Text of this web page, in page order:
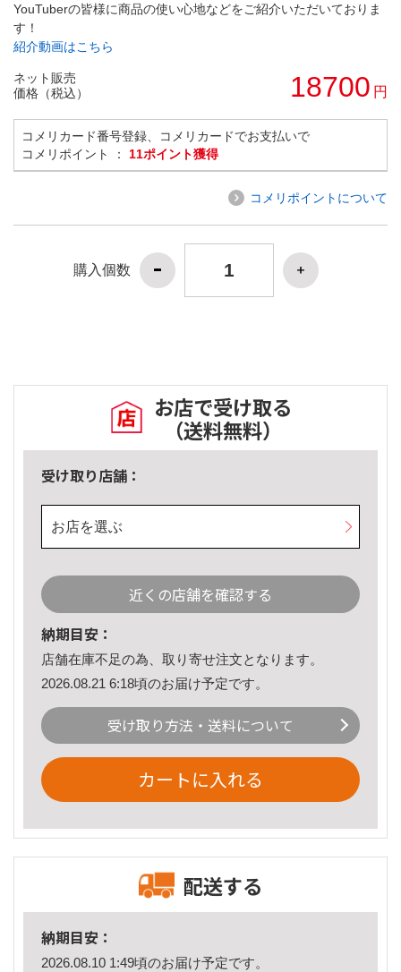
YouTuberの皆様に商品の使い心地などをご紹介いただいておりま
す！
紹介動画はこちら
ネット販売
価格（税込）
18700 円
コメリカード番号登録、コメリカードでお支払いで
コメリポイント ： 11ポイント獲得
コメリポイントについて
購入個数
お店で受け取る
（送料無料）
受け取り店舗：
お店を選ぶ
近くの店舗を確認する
納期目安：
店舗在庫不足の為、取り寄せ注文となります。
2026.08.21 6:18頃のお届け予定です。
受け取り方法・送料について
カートに入れる
配送する
納期目安：
2026.08.10 1:49頃のお届け予定です。